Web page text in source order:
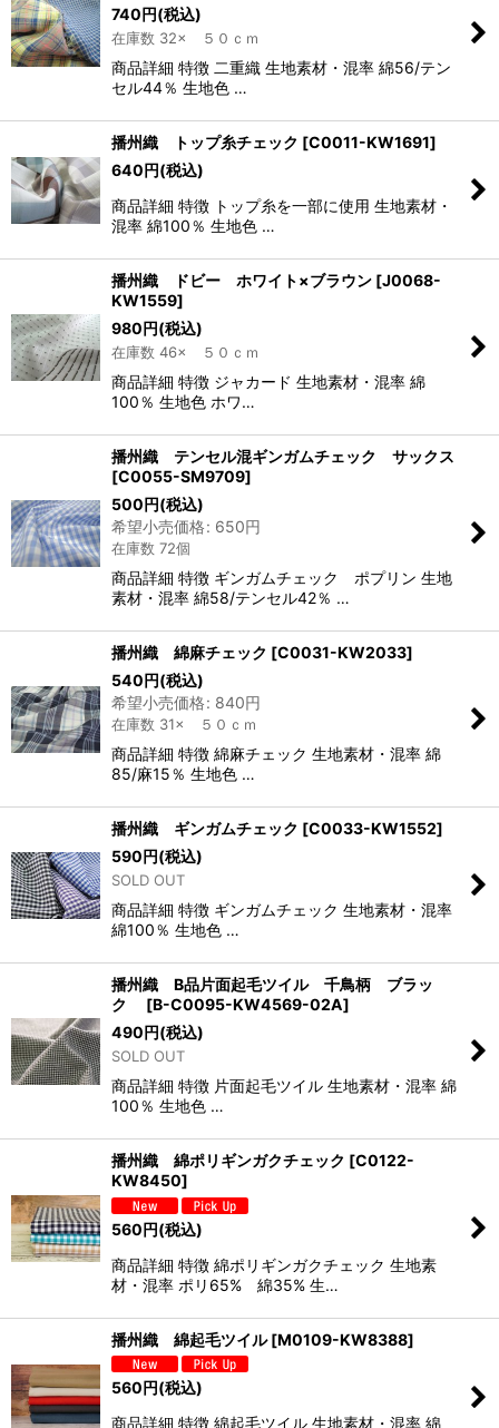
740円(税込)
在庫数 32× ５０ｃｍ
商品詳細 特徴 二重織 生地素材・混率 綿56/テン
セル44％ 生地色 …
播州織 トップ糸チェック [C0011-KW1691]
640円(税込)
商品詳細 特徴 トップ糸を一部に使用 生地素材・
混率 綿100％ 生地色 …
播州織 ドビー ホワイト×ブラウン [J0068-
KW1559]
980円(税込)
在庫数 46× ５０ｃｍ
商品詳細 特徴 ジャカード 生地素材・混率 綿
100％ 生地色 ホワ…
播州織 テンセル混ギンガムチェック サックス
[C0055-SM9709]
500円(税込)
希望小売価格: 650円
在庫数 72個
商品詳細 特徴 ギンガムチェック ポプリン 生地
素材・混率 綿58/テンセル42％ …
播州織 綿麻チェック [C0031-KW2033]
540円(税込)
希望小売価格: 840円
在庫数 31× ５０ｃｍ
商品詳細 特徴 綿麻チェック 生地素材・混率 綿
85/麻15％ 生地色 …
播州織 ギンガムチェック [C0033-KW1552]
590円(税込)
SOLD OUT
商品詳細 特徴 ギンガムチェック 生地素材・混率
綿100％ 生地色 …
播州織 B品片面起毛ツイル 千鳥柄 ブラッ
ク
[B-C0095-KW4569-02A]
490円(税込)
SOLD OUT
商品詳細 特徴 片面起毛ツイル 生地素材・混率 綿
100％ 生地色 …
播州織 綿ポリギンガクチェック [C0122-
KW8450]
560円(税込)
商品詳細 特徴 綿ポリギンガクチェック 生地素
材・混率 ポリ65% 綿35% 生…
播州織 綿起毛ツイル [M0109-KW8388]
560円(税込)
商品詳細 特徴 綿起毛ツイル 生地素材・混率 綿